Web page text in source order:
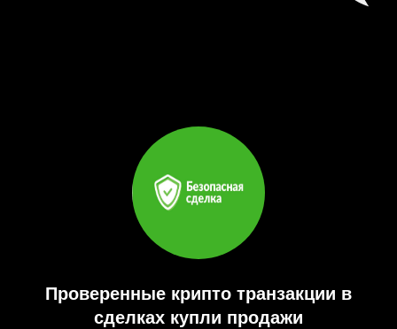
Проверенные крипто транзакции в
сделках купли продажи